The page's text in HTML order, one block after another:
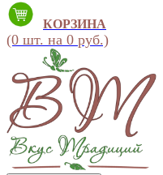
КОРЗИНА
(0 шт. на 0 руб.)